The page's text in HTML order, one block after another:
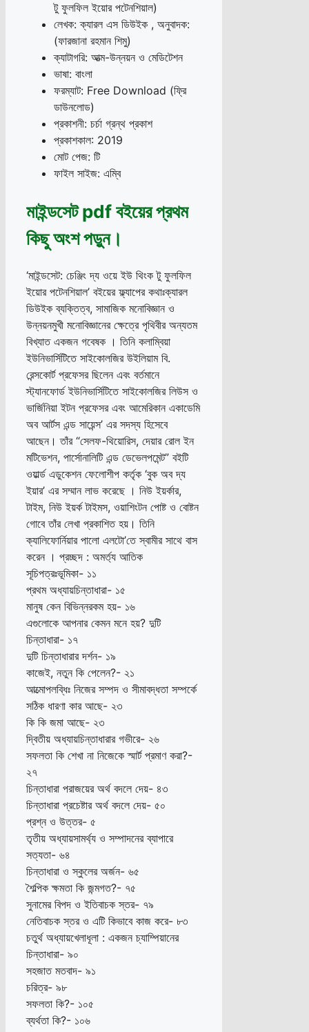
টু ফুলফিল ইয়োর পটেনশিয়াল)
লেখক: ক্যারল এস ডিউইক , অনুবাদক:
(ফারজানা রহমান শিমু)
ক্যাটাগরি: আত্ম-উন্নয়ন ও মেডিটেশন
ভাষা: বাংলা
ফরম্যাট: Free Download (ফ্রি
ডাউনলোড)
প্রকাশনী: চর্চা গ্রন্থ প্রকাশ
প্রকাশকাল: 2019
মোট পেজ: টি
ফাইল সাইজ: এম্বি
মাইন্ডসেট pdf বইয়ের প্রথম
কিছু অংশ পড়ুন।
‘মাইন্ডসেট: চেঞ্জিং দ্য ওয়ে ইউ থিংক টু ফুলফিল
ইয়োর পটেনশিয়াল’ বইয়ের ফ্ল্যাপের কথাঃক্যারল
ডিউইক ব্যক্তিত্ব, সামাজিক মনোবিজ্ঞান ও
উন্নয়নমুখী মনোবিজ্ঞানের ক্ষেত্রে পৃথিবীর অন্যতম
বিখ্যাত একজন গবেষক । তিনি কলাম্বিয়া
ইউনিভার্সিটিতে সাইকোলজির উইলিয়াম বি.
রেন্সকোর্ট প্রফেসর ছিলেন এবং বর্তমানে
স্ট্যানফোর্ড ইউনিভার্সিটিতে সাইকোলজির লিউস ও
ভার্জিনিয়া ইটন প্রফেসর এবং আমেরিকান একাডেমি
অব আর্টস এন্ড সায়েন্স’ এর সদস্য হিসেবে
আছেন। তাঁর “সেলফ-থিয়োরিস, দেয়ার রোল ইন
মটিভেশন, পার্সোনালিটি এন্ড ডেভেলপমেন্ট” বইটি
ওয়ার্ল্ড এডুকেশন ফেলোশীপ কর্তৃক ‘বুক অব দ্য
ইয়ার’ এর সম্মান লাভ করেছে । নিউ ইয়র্কার,
টাইম, নিউ ইয়র্ক টাইমস, ওয়াশিংটন পোষ্ট ও বোষ্টন
গোবে তাঁর লেখা প্রকাশিত হয়। তিনি
ক্যালিফোর্নিয়ার পালো এলটো’তে স্বামীর সাথে বাস
করেন । প্রচ্ছদ : অমর্ত্য আতিক
সূচিপত্রঃভূমিকা- ১১
প্রথম অধ্যায়চিন্তাধারা- ১৫
মানুষ কেন বিভিন্নরকম হয়- ১৬
এগুলোকে আপনার কেমন মনে হয়? দুটি
চিন্তাধারা- ১৭
দুটি চিন্তাধারার দর্শন- ১৯
কাজেই, নতুন কি পেলেন?- ২১
আত্মোপলব্ধিঃ নিজের সম্পদ ও সীমাবদ্ধতা সম্পর্কে
সঠিক ধারণা কার আছে- ২৩
কি কি জমা আছে- ২৩
দ্বিতীয় অধ্যায়চিন্তাধারার গভীরে- ২৬
সফলতা কি শেখা না নিজেকে স্মার্ট প্রমাণ করা?-
২৭
চিন্তাধারা পরাজয়ের অর্থ বদলে দেয়- ৪৩
চিন্তাধারা প্রচেষ্টার অর্থ বদলে দেয়- ৫০
প্রশ্ন ও উত্তর- ৫
তৃতীয় অধ্যায়সামর্থ্য ও সম্পাদনের ব্যাপারে
সত্যতা- ৬৪
চিন্তাধারা ও স্কুলের অর্জন- ৬৫
শৈল্পিক ক্ষমতা কি জন্মগত?- ৭৫
সুনামের বিপদ ও ইতিবাচক স্তর- ৭৯
নেতিবাচক স্তর ও এটি কিভাবে কাজ করে- ৮৩
চতুর্থ অধ্যায়খেলাধূলা : একজন চ্যাম্পিয়ানের
চিন্তাধারা- ৯০
সহজাত মতবাদ- ৯১
চরিত্র- ৯৮
সফলতা কি?- ১০৫
ব্যর্থতা কি?- ১০৬